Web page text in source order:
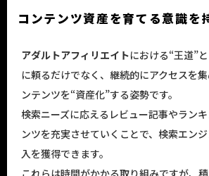
コンテンツ資産を育てる意識を
アダルトアフィリエイトにおける“王道”
に頼るだけでなく、継続的にアクセスを
ンテンツを“資産化”する姿勢です。
検索ニーズに応えるレビュー記事やラン
ンツを充実させていくことで、検索エン
入を獲得できます。